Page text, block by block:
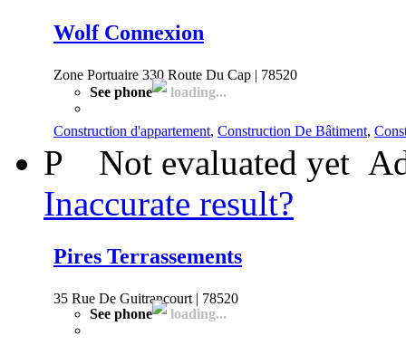
Wolf Connexion
Zone Portuaire 330 Route Du Cap | 78520
See phone
loading...
Construction d'appartement, Construction De Bâtiment,
P Not evaluated yet
Inaccurate result?
Pires Terrassements
35 Rue De Guitrancourt | 78520
See phone
loading...